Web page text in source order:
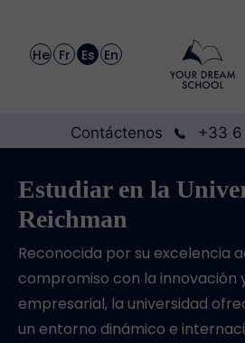
He Fr Es En
Contáctenos +33
Estudiar en la
Reichman
Reconocida por su excelencia
compromiso con la innovación
empresarial, la universidad
un entorno dinámico e